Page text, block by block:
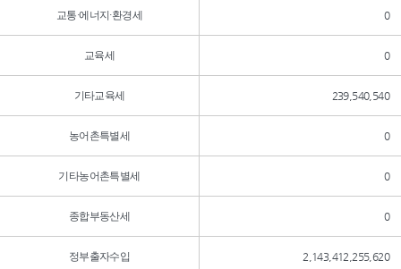
교통·에너지·환경세 0
교육세 0
기타교육세 239,540,540
농어촌특별세 0
기타농어촌특별세 0
종합부동산세 0
정부출자수입 2,143,412,255,620